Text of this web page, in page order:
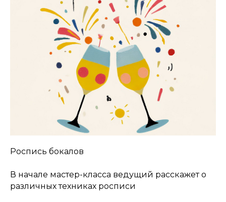
Роспись бокалов
В начале мастер-класса ведущий расскажет о
различных техниках росписи